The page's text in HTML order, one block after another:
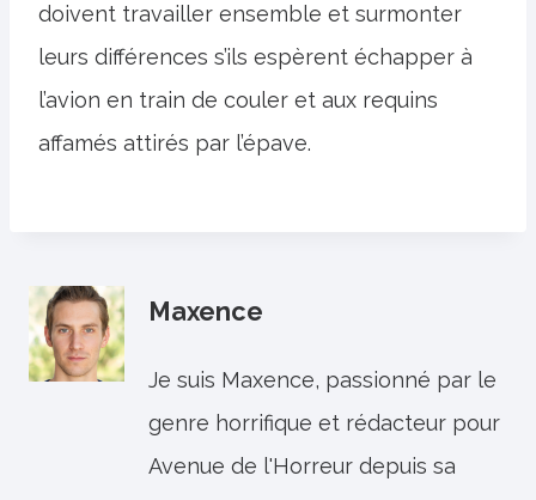
doivent travailler ensemble et surmonter
leurs différences s’ils espèrent échapper à
l’avion en train de couler et aux requins
affamés attirés par l’épave.
Maxence
Je suis Maxence, passionné par le
genre horrifique et rédacteur pour
Avenue de l'Horreur depuis sa